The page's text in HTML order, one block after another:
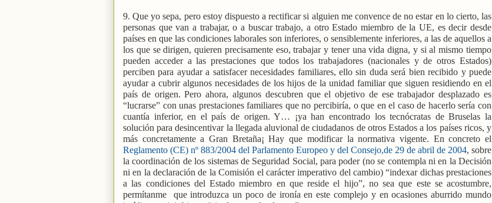
9. Que yo sepa, pero estoy dispuesto a rectificar si alguien me convence de no estar en lo cierto, las
personas que van a trabajar, o a buscar trabajo, a otro Estado miembro de la UE, es decir desde
países en que las condiciones laborales son inferiores, o sensiblemente inferiores, a las de aquellos a
los que se dirigen, quieren precisamente eso, trabajar y tener una vida digna, y si al mismo tiempo
pueden acceder a las prestaciones que todos los trabajadores (nacionales y de otros Estados)
perciben para ayudar a satisfacer necesidades familiares, ello sin duda será bien recibido y puede
ayudar a cubrir algunos necesidades de los hijos de la unidad familiar que siguen residiendo en el
país de origen. Pero ahora, algunos descubren que el objetivo de ese trabajador desplazado es
“lucrarse” con unas prestaciones familiares que no percibiría, o que en el caso de hacerlo sería con
cuantía inferior, en el país de origen. Y… ¡ya han encontrado los tecnócratas de Bruselas la
solución para desincentivar la llegada aluvional de ciudadanos de otros Estados a los países ricos, y
más concretamente a Gran Bretaña¡ Hay que modificar la normativa vigente. En concreto el
Reglamento (CE) nº 883/2004 del Parlamento Europeo y del Consejo,de 29 de abril de 2004, sobre
la coordinación de los sistemas de Seguridad Social, para poder (no se contempla ni en la Decisión
ni en la declaración de la Comisión el carácter imperativo del cambio) “indexar dichas prestaciones
a las condiciones del Estado miembro en que reside el hijo”, no sea que este se acostumbre,
permítanme
que introduzca un poco de ironía en este complejo y en ocasiones aburrido mundo